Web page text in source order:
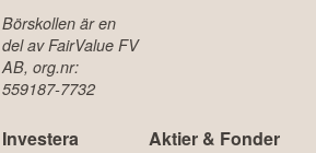
Börskollen är en
del av FairValue FV
AB, org.nr:
559187-7732
Investera Aktier & Fonder